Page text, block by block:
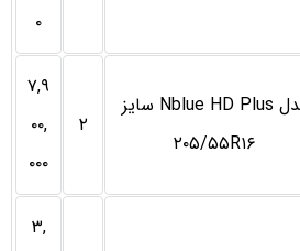
۰
مدل Nblue HD Plus سایز
۲۰۵/۵۵R۱۶
۲
۷,۹
۰۰,
۰۰۰
۳,